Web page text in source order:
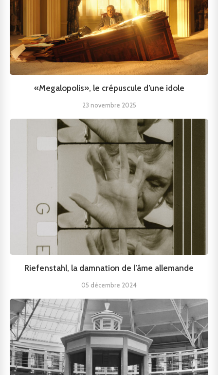
«Megalopolis», le crépuscule d’une idole
23 novembre 2025
Riefenstahl, la damnation de l’âme allemande
05 décembre 2024